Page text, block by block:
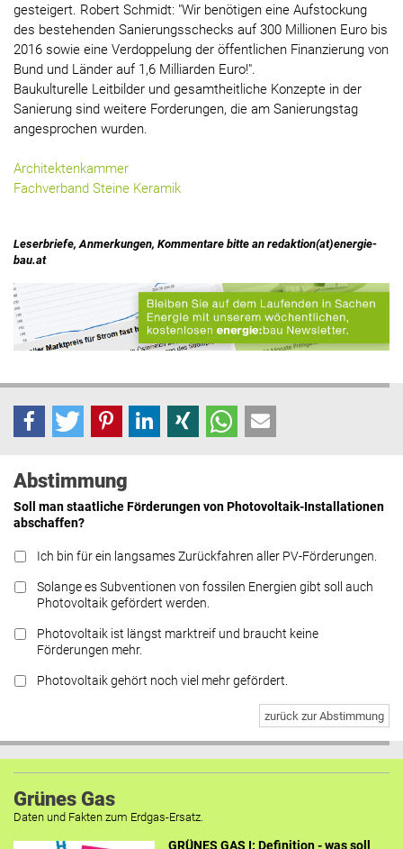
gesteigert. Robert Schmidt: "Wir benötigen eine Aufstockung
des bestehenden Sanierungsschecks auf 300 Millionen Euro bis
2016 sowie eine Verdoppelung der öffentlichen Finanzierung von
Bund und Länder auf 1,6 Milliarden Euro!".
Baukulturelle Leitbilder und gesamtheitliche Konzepte in der
Sanierung sind weitere Forderungen, die am Sanierungstag
angesprochen wurden.
Architektenkammer
Fachverband Steine Keramik
Leserbriefe, Anmerkungen, Kommentare bitte an redaktion(at)energie-
bau.at
Abstimmung
Soll man staatliche Förderungen von Photovoltaik-Installationen
abschaffen?
Ich bin für ein langsames Zurückfahren aller PV-Förderungen.
Solange es Subventionen von fossilen Energien gibt soll auch
Photovoltaik gefördert werden.
Photovoltaik ist längst marktreif und braucht keine
Förderungen mehr.
Photovoltaik gehört noch viel mehr gefördert.
zurück zur Abstimmung
Grünes Gas
Daten und Fakten zum Erdgas-Ersatz.
GRÜNES GAS I: Definition - was soll